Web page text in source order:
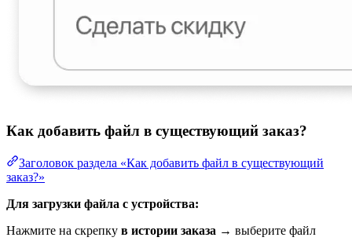
Как добавить файл в существующий заказ?
Заголовок раздела «Как добавить файл в существующий
заказ?»
Для загрузки файла с устройства:
Нажмите на скрепку в истории заказа → выберите файл